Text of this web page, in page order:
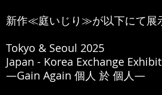
新作≪庭いじり≫が以下にて展
Tokyo & Seoul 2025
Japan - Korea Exchange
―Gain Again 個人 於 個人―